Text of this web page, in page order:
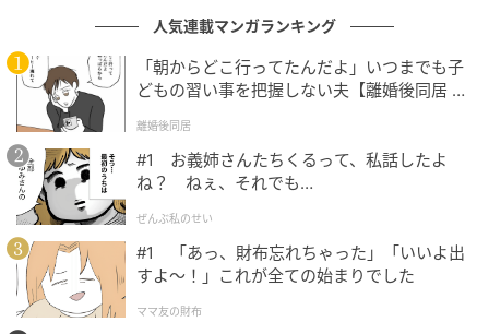
顔まわりをほんのり彩るライトピンクのプルオーバー
も、ゆったりと余白のあるシルエットが自然に体型カ
バー役になってくれそうです。パンツもさらりと落ち
感のあるものを合わせれば、上下のドレープ感が女性
らしさを演出します。
イージーケアのアイテムで頑張らずにシャレ見
え
人気連載マンガランキング
「朝からどこ行ってたんだよ」いつまでも子
どもの習い事を把握しない夫【離婚後同居 Vo
離婚後同居
#1 お義姉さんたちくるって、私話したよ
ね？ ねぇ、それでも…
ぜんぶ私のせい
#1 「あっ、財布忘れちゃった」「いいよ出
すよ〜！」これが全ての始まりでした
ママ友の財布